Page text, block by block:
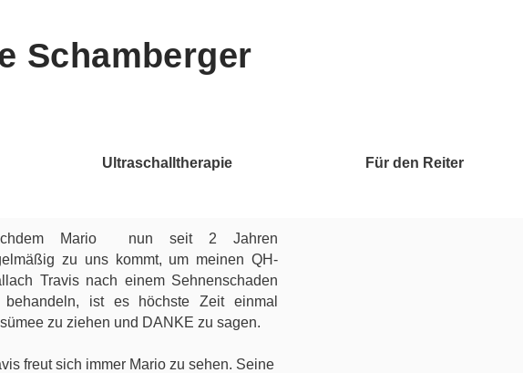
Schamberger
Ultraschalltherapie Für den Reiter
Mario nun seit 2 Jahren
zu uns kommt, um meinen QH-
Travis nach einem Sehnenschaden
behandeln, ist es höchste Zeit einmal
zu ziehen und DANKE zu sagen.
freut sich immer Mario zu sehen. Seine